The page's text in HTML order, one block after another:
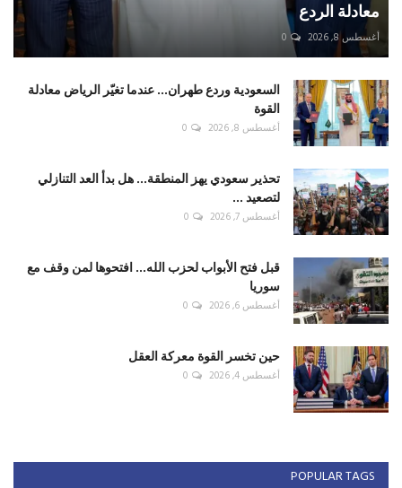
معادلة الردع
أغسطس 8, 2026 0
السعودية وردع طهران... عندما تغيّر الرياض معادلة
القوة
أغسطس 8, 2026 0
تحذير سعودي يهز المنطقة... هل بدأ العد التنازلي
لتصعيد ...
أغسطس 7, 2026 0
قبل فتح الأبواب لحزب الله... افتحوها لمن وقف مع
سوريا
أغسطس 6, 2026 0
حين تخسر القوة معركة العقل
أغسطس 4, 2026 0
POPULAR TAGS